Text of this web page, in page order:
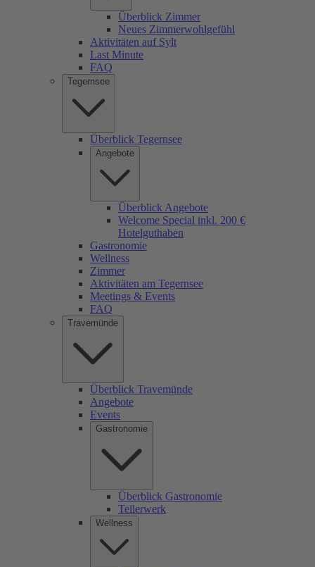
Überblick Zimmer
Neues Zimmerwohlgefühl
Aktivitäten auf Sylt
Last Minute
FAQ
Tegernsee
Überblick Tegernsee
Angebote
Überblick Angebote
Welcome Special inkl. 200 €
Hotelguthaben
Gastronomie
Wellness
Zimmer
Aktivitäten am Tegernsee
Meetings & Events
FAQ
Travemünde
Überblick Travemünde
Angebote
Events
Gastronomie
Überblick Gastronomie
Tellerwerk
Wellness